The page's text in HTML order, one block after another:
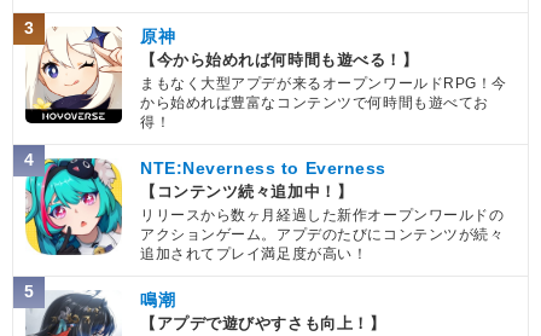
3 原神
【今から始めれば何時間も遊べる！】
まもなく大型アプデが来るオープンワールドRPG！今
から始めれば豊富なコンテンツで何時間も遊べてお
得！
4 NTE:Neverness to Everness
【コンテンツ続々追加中！】
リリースから数ヶ月経過した新作オープンワールドの
アクションゲーム。アプデのたびにコンテンツが続々
追加されてプレイ満足度が高い！
5 鳴潮
【アプデで遊びやすさも向上！】